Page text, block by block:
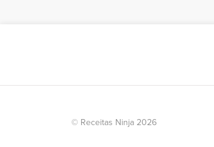
© Receitas Ninja 2026